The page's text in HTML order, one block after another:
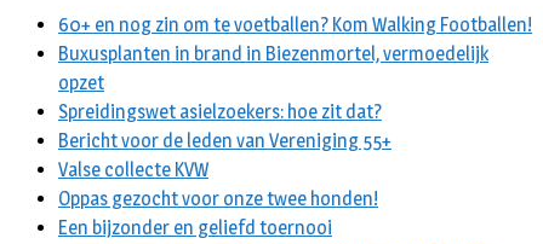
60+ en nog zin om te voetballen? Kom Walking Footballen!
Buxusplanten in brand in Biezenmortel, vermoedelijk
opzet
Spreidingswet asielzoekers: hoe zit dat?
Bericht voor de leden van Vereniging 55+
Valse collecte KVW
Oppas gezocht voor onze twee honden!
Een bijzonder en geliefd toernooi